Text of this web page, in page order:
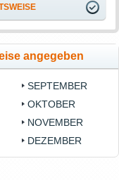
angegeben
SEPTEMBER
OKTOBER
NOVEMBER
DEZEMBER